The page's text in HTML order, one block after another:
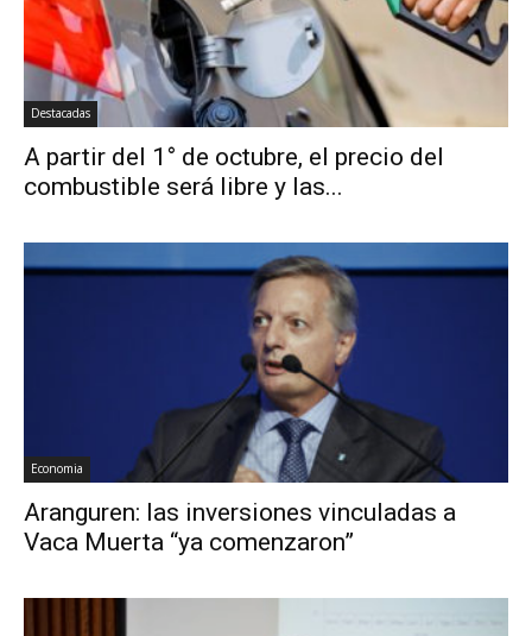
Destacadas
A partir del 1° de octubre, el precio del
combustible será libre y las...
Economia
Aranguren: las inversiones vinculadas a
Vaca Muerta “ya comenzaron”